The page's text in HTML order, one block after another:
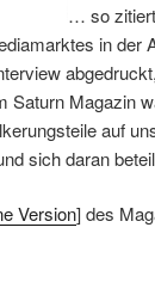
… so
in der
Saturn Magazin
auf
sich daran
Version] des